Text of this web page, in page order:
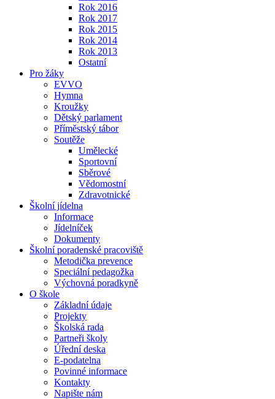
Rok 2016
Rok 2017
Rok 2015
Rok 2014
Rok 2013
Ostatní
Pro žáky
EVVO
Hymna
Kroužky
Dětský parlament
Příměstský tábor
Soutěže
Umělecké
Sportovní
Sběrové
Vědomostní
Zdravotnické
Školní jídelna
Informace
Jídelníček
Dokumenty
Školní poradenské pracoviště
Metodička prevence
Speciální pedagožka
Výchovná poradkyně
O škole
Základní údaje
Projekty
Školská rada
Partneři školy
Úřední deska
E-podatelna
Povinné informace
Kontakty
Napište nám